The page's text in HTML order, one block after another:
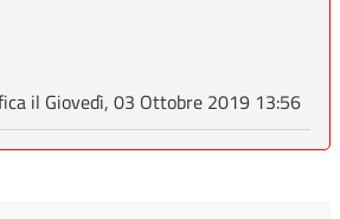
il Giovedì, 03 Ottobre 2019 13:56